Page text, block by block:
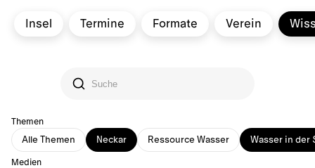
Insel Termine Formate Verein
Themen
Alle Themen Neckar Ressource Wasser Wasser in der
Medien